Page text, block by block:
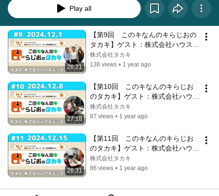
など様々なテーマを通じてゲストの人柄や考えを発信していく番組です。パ
ーソナリティ：髙木聡(株式会社タカキ代表取締役社長)×高梨由美(アシスタン
Play all
26:21
【第9回　このキなんのキらじおの
タカキ】ゲスト：株式会社ハウステ
ックス佐藤社長様　2024年12月1日
放送分
株式会社タカキ
136 views • 1 year ago
27:18
【第10回　このキなんのキらじお
のタカキ】ゲスト：株式会社ハウス
テックス佐藤社長様　2024年12月8
日放送分
株式会社タカキ
87 views • 1 year ago
26:31
【第11回　このキなんのキらじお
のタカキ】ゲスト：株式会社ハウス
テックス佐藤社長様　2024年12月
15日放送分
株式会社タカキ
86 views • 1 year ago